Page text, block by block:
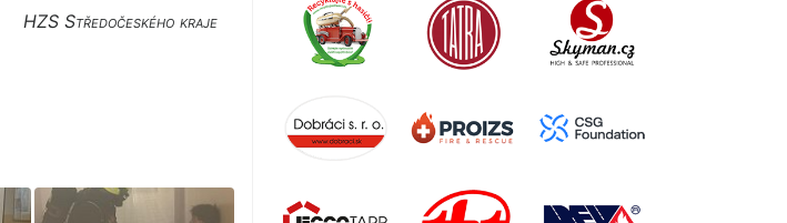
HZS Středočeského kraje